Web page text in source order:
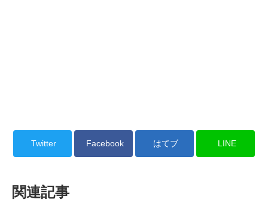
Twitter Facebook はてブ LINE
関連記事